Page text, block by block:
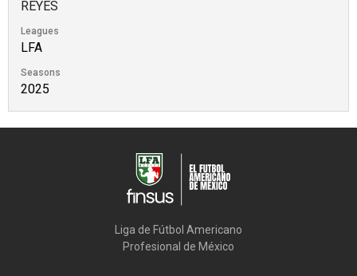
REYES
Leagues
LFA
Seasons
2025
Liga de Fútbol Americano
Profesional de México